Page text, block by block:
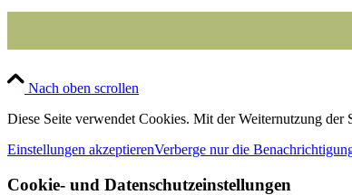
Nach oben scrollen
Diese Seite verwendet Cookies. Mit der Weiternutzung
Einstellungen akzeptierenVerberge nur die
Cookie- und Datenschutzeinstellungen